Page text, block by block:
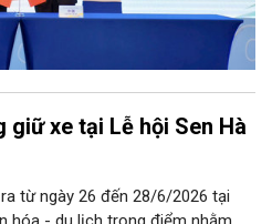
xe tại Lễ hội Sen Hà
từ ngày 26 đến 28/6/2026 tại